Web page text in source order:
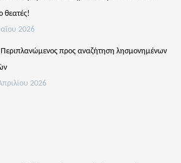
θεατές!
2026
Περιπλανώμενος προς αναζήτηση λησμονημένων
2026